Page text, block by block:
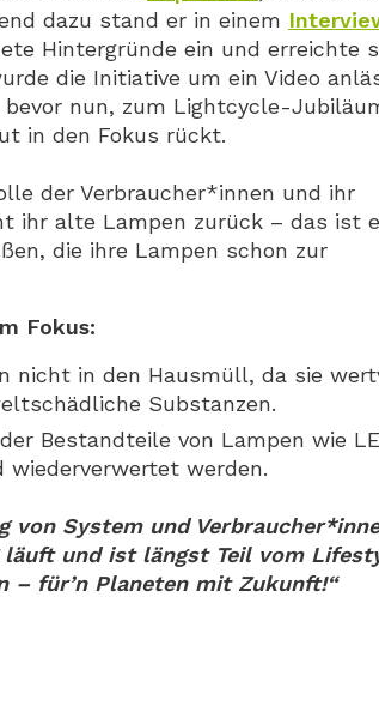
dazu stand er in einem
Hintergründe ein und erreichte
die Initiative um ein Video
nun, zum Lightcycle-
in den Fokus rückt.
der Verbraucher*innen und ihr
ihr alte Lampen zurück – das ist
die ihre Lampen schon zur
Fokus:
nicht in den Hausmüll, da sie
Substanzen.
Bestandteile von Lampen wie
wiederverwertet werden.
von System und
und ist längst Teil vom
– für’n Planeten mit Zukunft!“